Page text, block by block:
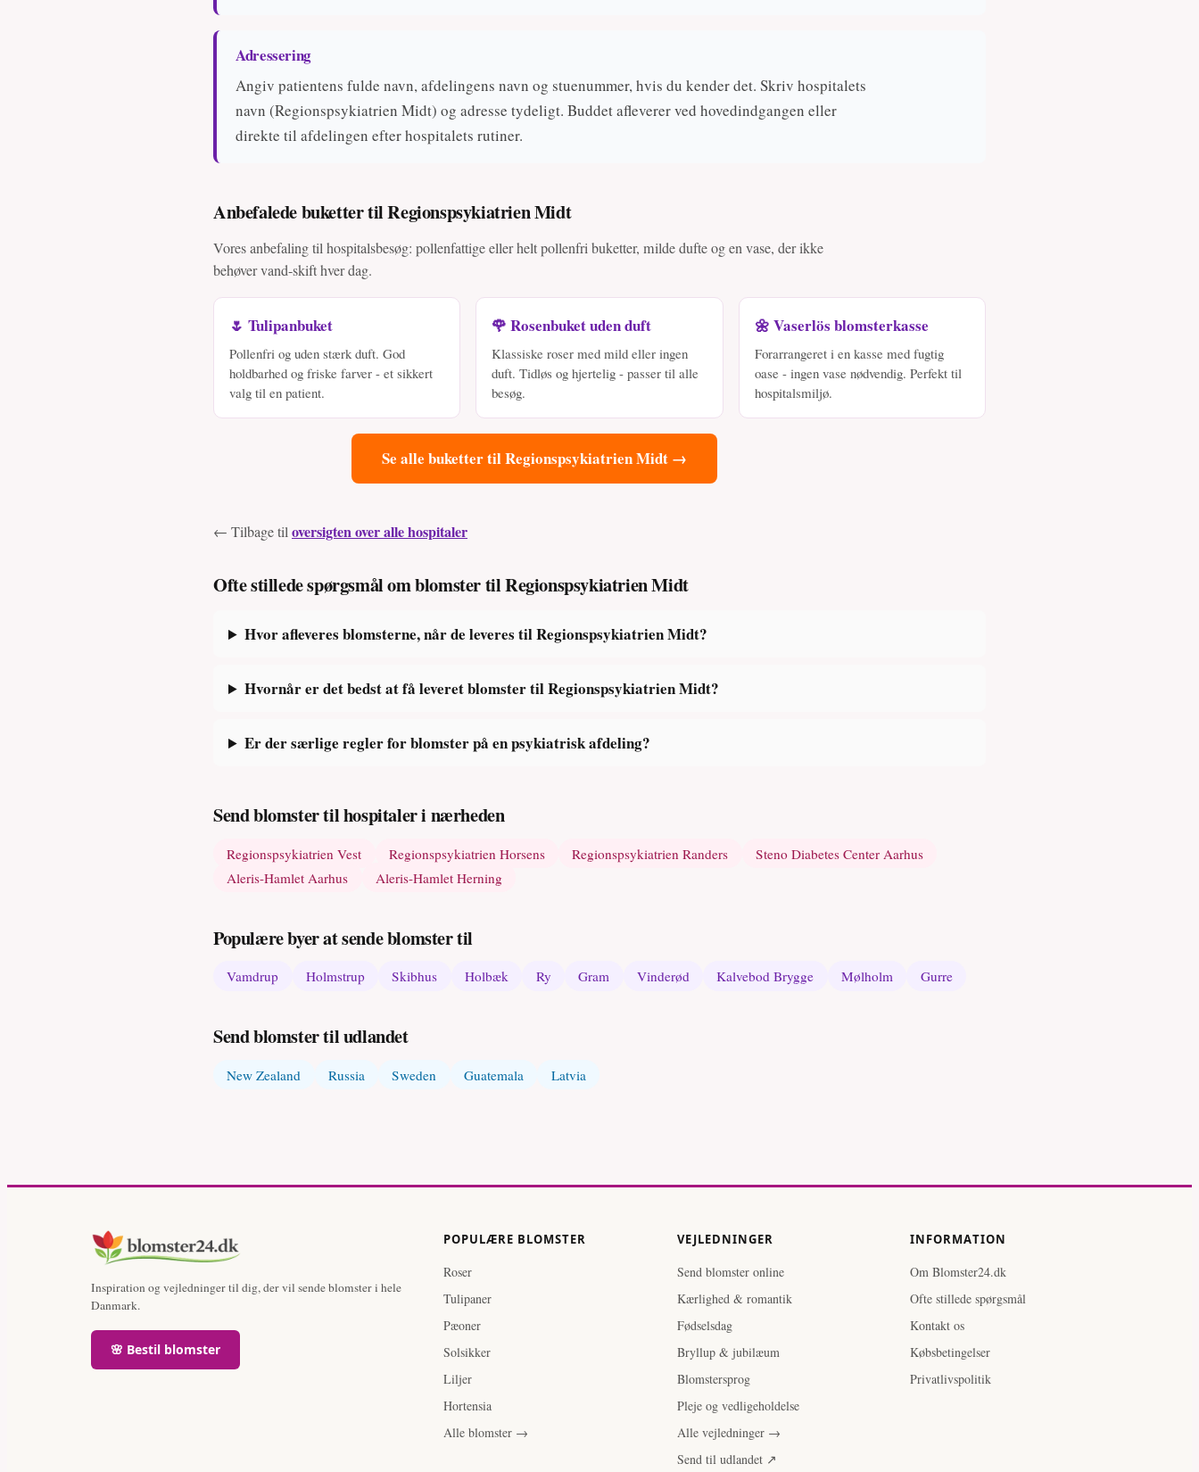
Adressering
Angiv patientens fulde navn, afdelingens navn og stuenummer, hvis du kender det. Skriv hospitalets
navn (Regionspsykiatrien Midt) og adresse tydeligt. Buddet afleverer ved hovedindgangen eller
direkte til afdelingen efter hospitalets rutiner.
Anbefalede buketter til Regionspsykiatrien Midt
Vores anbefaling til hospitalsbesøg: pollenfattige eller helt pollenfri buketter, milde dufte og en vase, der ikke
behøver vand-skift hver dag.
🌷 Tulipanbuket
Pollenfri og uden stærk duft. God
holdbarhed og friske farver - et sikkert
valg til en patient.
🌹 Rosenbuket uden duft
Klassiske roser med mild eller ingen
duft. Tidløs og hjertelig - passer til alle
besøg.
🌼 Vaserlös blomsterkasse
Forarrangeret i en kasse med fugtig
oase - ingen vase nødvendig. Perfekt til
hospitalsmiljø.
Se alle buketter til Regionspsykiatrien Midt →
← Tilbage tiloversigten over alle hospitaler
Ofte stillede spørgsmål om blomster til Regionspsykiatrien Midt
Hvor afleveres blomsterne, når de leveres til Regionspsykiatrien Midt?
Hvornår er det bedst at få leveret blomster til Regionspsykiatrien Midt?
Er der særlige regler for blomster på en psykiatrisk afdeling?
Send blomster til hospitaler i nærheden
Regionspsykiatrien Vest Regionspsykiatrien Horsens Regionspsykiatrien Randers
Steno Diabetes Center Aarhus
Aleris-Hamlet Aarhus
Aleris-Hamlet Herning
Populære byer at sende blomster til
Vamdrup Holmstrup Skibhus Holbæk Ry Gram Vinderød Kalvebod Brygge Mølholm Gurre
Send blomster til udlandet
New Zealand Russia Sweden Guatemala Latvia
Inspiration og vejledninger til dig, der vil sende blomster i hele
Danmark.
🌸 Bestil blomster
POPULÆRE BLOMSTER
Roser
Tulipaner
Pæoner
Solsikker
Liljer
Hortensia
Alle blomster →
VEJLEDNINGER
Send blomster online
Kærlighed & romantik
Fødselsdag
Bryllup & jubilæum
Blomstersprog
Pleje og vedligeholdelse
Alle vejledninger →
Send til udlandet ↗
INFORMATION
Om Blomster24.dk
Ofte stillede spørgsmål
Kontakt os
Købsbetingelser
Privatlivspolitik